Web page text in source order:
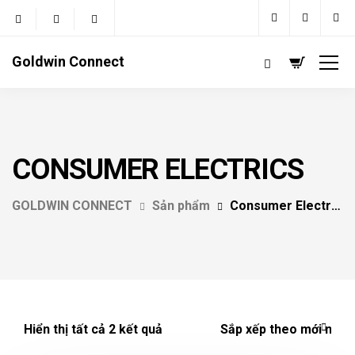
Goldwin Connect
CONSUMER ELECTRICS
GOLDWIN CONNECT Sản phẩm Consumer Electrics
Hiển thị tất cả 2 kết quả